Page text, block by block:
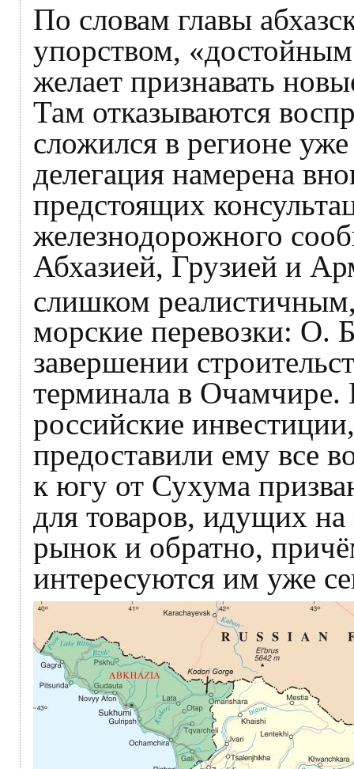
По словам главы
упорством,
желает признавать
Там отказываются
сложился в регионе уже
делегация намерена
предстоящих
железнодорожного
Абхазией, Грузией и
слишком
морские перевозки: О.
завершении
терминала в Очамчире.
российские
предоставили ему все
к югу от Сухума
для товаров, идущих
рынок и обратно,
интересуются им уже